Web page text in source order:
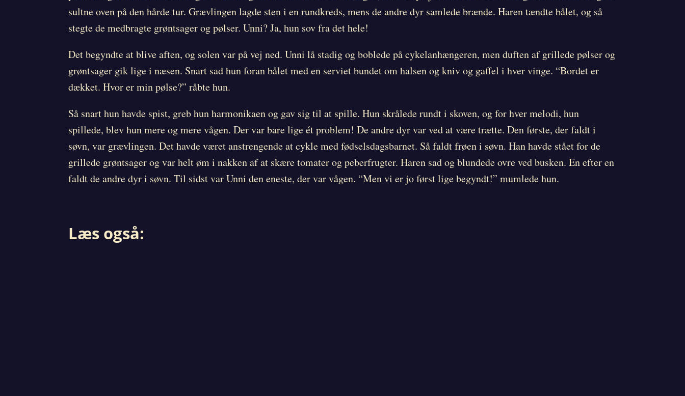
sultne oven på den hårde tur. Grævlingen lagde sten i en rundkreds, mens de andre dyr samlede brænde. Haren tændte bålet, og så
stegte de medbragte grøntsager og pølser. Unni? Ja, hun sov fra det hele!
Det begyndte at blive aften, og solen var på vej ned. Unni lå stadig og boblede på cykelanhængeren, men duften af grillede pølser og
grøntsager gik lige i næsen. Snart sad hun foran bålet med en serviet bundet om halsen og kniv og gaffel i hver vinge. “Bordet er
dækket. Hvor er min pølse?” råbte hun.
Så snart hun havde spist, greb hun harmonikaen og gav sig til at spille. Hun skrålede rundt i skoven, og for hver melodi, hun
spillede, blev hun mere og mere vågen. Der var bare lige ét problem! De andre dyr var ved at være trætte. Den første, der faldt i
søvn, var grævlingen. Det havde været anstrengende at cykle med fødselsdagsbarnet. Så faldt frøen i søvn. Han havde stået for de
grillede grøntsager og var helt øm i nakken af at skære tomater og peberfrugter. Haren sad og blundede ovre ved busken. En efter en
faldt de andre dyr i søvn. Til sidst var Unni den eneste, der var vågen. “Men vi er jo først lige begyndt!” mumlede hun.
Læs også: